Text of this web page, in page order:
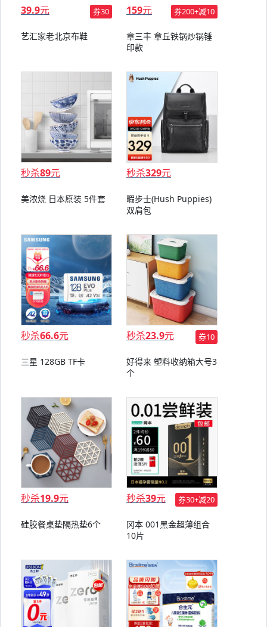
39.9元 券30
艺汇家老北京布鞋
159元 券200+减10
章三丰 章丘铁锅炒锅锤
印款
秒杀89元
美浓烧 日本原装 5件套
秒杀329元
暇步士(Hush Puppies)
双肩包
秒杀66.6元
三星 128GB TF卡
秒杀23.9元 券10
好得来 塑料收纳箱大号3
个
秒杀19.9元
硅胶餐桌垫隔热垫6个
秒杀39元 券30+减20
冈本 001黑金超薄组合
10片